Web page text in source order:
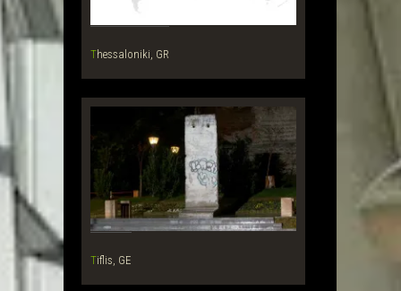
Thessaloniki, GR
Tiflis, GE